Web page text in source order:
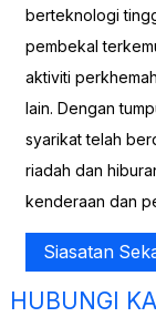
berteknologi
pembekal
aktiviti
lain. Dengan
syarikat telah
riadah dan
kenderaan dan
Siasatan
HUBUNGI